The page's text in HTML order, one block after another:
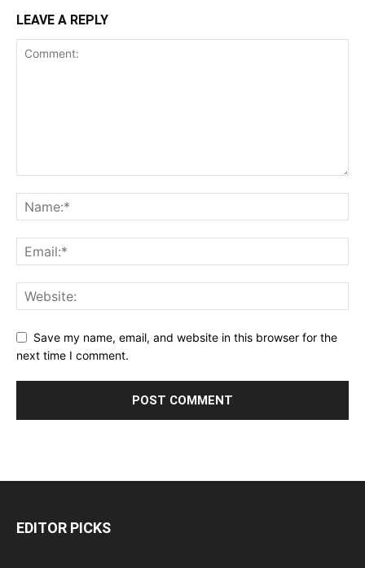
LEAVE A REPLY
Save my name, email, and website in this browser for the
next time I comment.
EDITOR PICKS